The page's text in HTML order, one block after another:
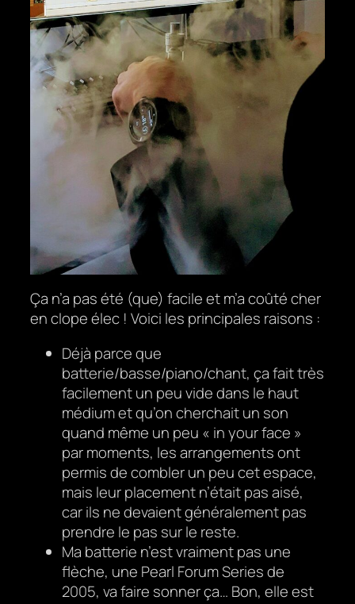
Ça n’a pas été (que) facile et m’a coûté cher
en clope élec ! Voici les principales raisons :
Déjà parce que
batterie/basse/piano/chant, ça fait très
facilement un peu vide dans le haut
médium et qu’on cherchait un son
quand même un peu « in your face »
par moments, les arrangements ont
permis de combler un peu cet espace,
mais leur placement n’était pas aisé,
car ils ne devaient généralement pas
prendre le pas sur le reste.
Ma batterie n’est vraiment pas une
flèche, une Pearl Forum Series de
2005, va faire sonner ça… Bon, elle est